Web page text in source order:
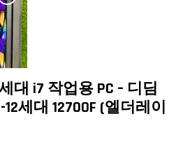
대 i7 작업용 PC – 디딤
세대 12700F (엘더레이